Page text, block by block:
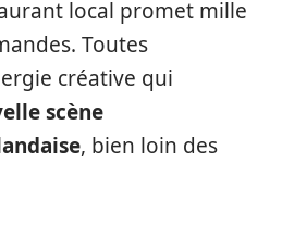
local promet mille
Toutes
créative qui
scène
, bien loin des